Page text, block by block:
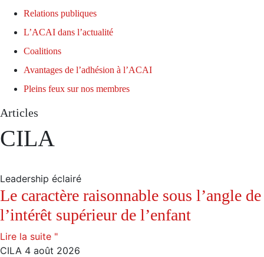
Relations publiques
L’ACAI dans l’actualité
Coalitions
Avantages de l’adhésion à l’ACAI
Pleins feux sur nos membres
Articles
CILA
Leadership éclairé
Le caractère raisonnable sous l’angle de
l’intérêt supérieur de l’enfant
Lire la suite "
CILA 4 août 2026